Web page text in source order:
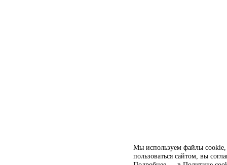
Мы используем файлы cookie,
пользоваться сайтом, вы